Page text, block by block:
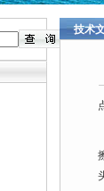
技术